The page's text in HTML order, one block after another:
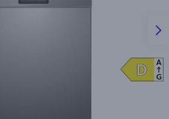
D
D
A
G